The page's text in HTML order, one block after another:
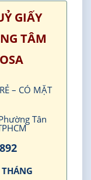
GIẤY
TÂM
– CÓ MẶT
Tân